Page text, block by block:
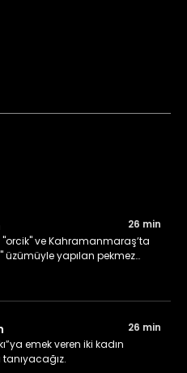
26 min
"orcik" ve Kahramanmaraşʼta
üzümüyle yapılan pekmez
26 min
emek veren iki kadın
tanıyacağız.